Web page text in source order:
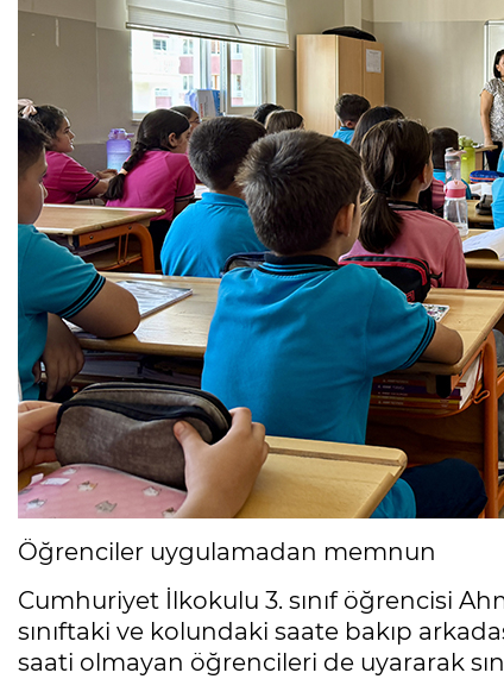
Öğrenciler uygulamadan memnun
Cumhuriyet İlkokulu 3. sınıf öğrencisi
sınıftaki ve kolundaki saate bakıp
saati olmayan öğrencileri de uyararak